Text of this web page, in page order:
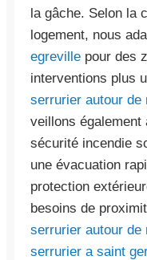
la gâche. Selon la
logement, nous
egreville pour des
interventions plus
serrurier autour de
veillons également
sécurité incendie
une évacuation
protection
besoins de
serrurier autour de
serrurier a saint